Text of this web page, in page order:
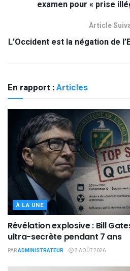
examen pour « prise
Article
L’Occident est la négation de
En rapport :Articles
À LA UNE
Révélation explosive : Bill
ultra-secrète pendant 7 ans
PARADMINISTRATEUR 7 AOÛT 2026